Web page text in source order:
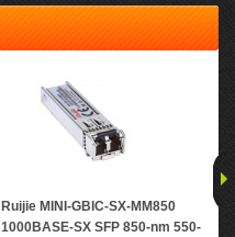
Ruijie MINI-GBIC-SX-MM850
1000BASE-SX SFP 850-nm 550-